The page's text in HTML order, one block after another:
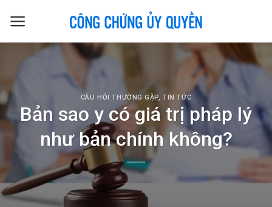
CÂU HỎI THƯỜNG GẶP,TIN TỨC
Bản sao y có giá trị pháp lý
như bản chính không?